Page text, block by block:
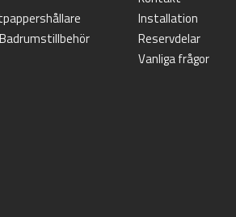
Installation
Reservdelar
Vanliga frågor